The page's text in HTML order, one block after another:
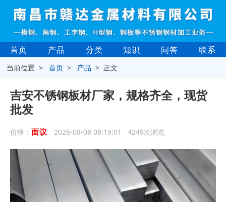
首页 产品 分类 知识 问答 联系
当前位置 >首页 > 产品 > 正文
吉安不锈钢板材厂家，规格齐全，现货
批发
价格： 面议 2026-08-08 08:19:01 4249次浏览